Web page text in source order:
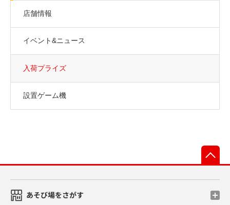
店舗情報
イベント&ニュース
入荷プライズ
設置ゲーム機
あそび場をさがす